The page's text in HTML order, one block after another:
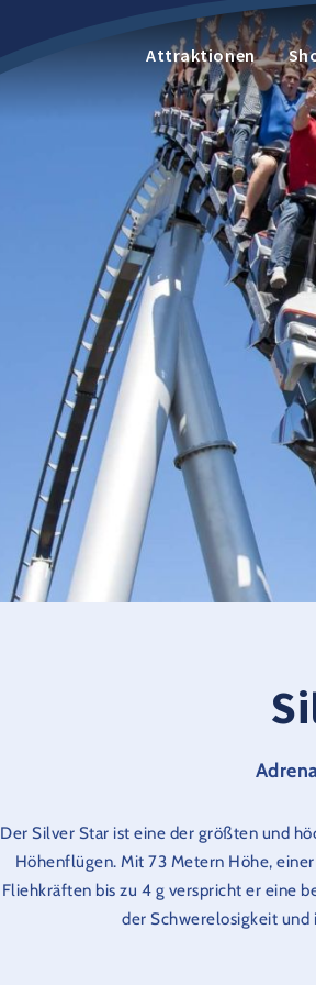
Attraktionen
Der Silver Star ist eine der größten und
Höhenflügen. Mit 73 Metern Höhe,
Fliehkräften bis zu 4 g verspricht er eine
der Schwerelosigkeit und
Personen mit